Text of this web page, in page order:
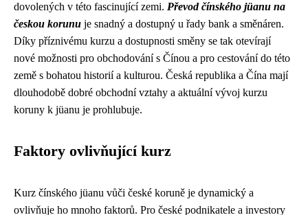
dovolených v této fascinující zemi. Převod čínského jüanu na
českou korunu je snadný a dostupný u řady bank a směnáren.
Díky příznivému kurzu a dostupnosti směny se tak otevírají
nové možnosti pro obchodování s Čínou a pro cestování do této
země s bohatou historií a kulturou. Česká republika a Čína mají
dlouhodobě dobré obchodní vztahy a aktuální vývoj kurzu
koruny k jüanu je prohlubuje.
Faktory ovlivňující kurz
Kurz čínského jüanu vůči české koruně je dynamický a
ovlivňuje ho mnoho faktorů. Pro české podnikatele a investory